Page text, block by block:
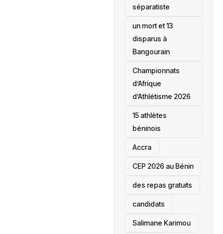
séparatiste
un mort et 13
disparus à
Bangourain
‎Championnats
d’Afrique
d’Athlétisme 2026
15 athlètes
béninois
Accra
‎CEP 2026 au Bénin
des repas gratuits
candidats
Salimane Karimou